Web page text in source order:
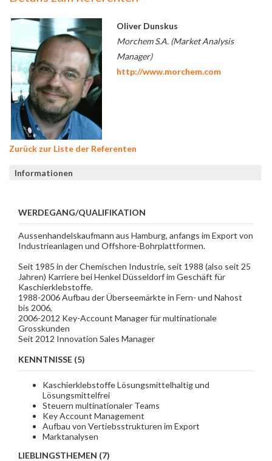
Oliver Dunskus
Morchem S.A. (Market Analysis
Manager)
http://www.morchem.com
Zurück zur Liste der Referenten
Informationen
WERDEGANG/QUALIFIKATION
Aussenhandelskaufmann aus Hamburg, anfangs im Export von
Industrieanlagen und Offshore-Bohrplattformen.
Seit 1985 in der Chemischen Industrie, seit 1988 (also seit 25
Jahren) Karriere bei Henkel Düsseldorf im Geschäft für
Kaschierklebstoffe.
1988-2006 Aufbau der Überseemärkte in Fern- und Nahost
bis 2006,
2006-2012 Key-Account Manager für multinationale
Grosskunden
Seit 2012 Innovation Sales Manager
KENNTNISSE (5)
Kaschierklebstoffe Lösungsmittelhaltig und
Lösungsmittelfrei
Steuern multinationaler Teams
Key Account Management
Aufbau von Vertiebsstrukturen im Export
Marktanalysen
LIEBLINGSTHEMEN (7)